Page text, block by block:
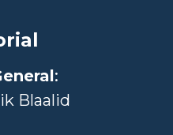
:
Blaalid